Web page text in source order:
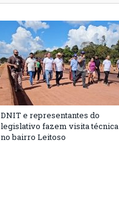
DNIT e representantes do
legislativo fazem visita técnica
no bairro Leitoso